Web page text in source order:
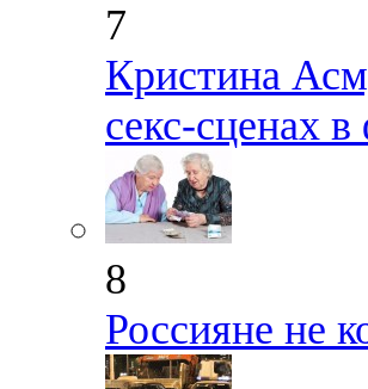
7
Кристина
секс-сценах
8
Россияне не